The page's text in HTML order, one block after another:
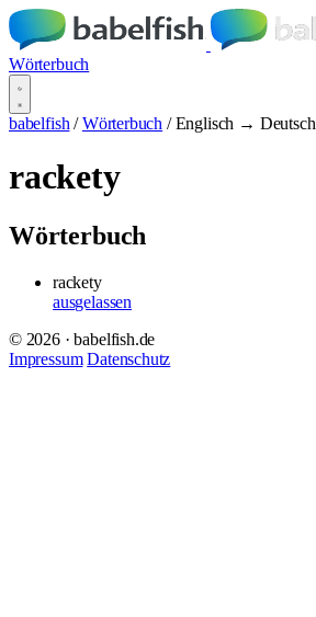
Wörterbuch
babelfish / Wörterbuch / Englisch → Deutsch
rackety
Wörterbuch
rackety
ausgelassen
© 2026 · babelfish.de
Impressum Datenschutz